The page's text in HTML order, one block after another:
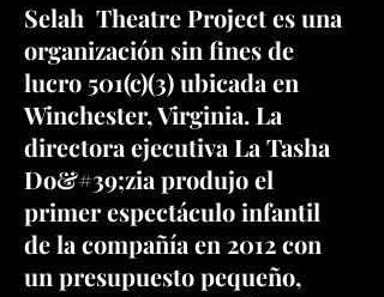
Selah Theatre Project es una
organización sin fines de
lucro 501(c)(3) ubicada en
Winchester, Virginia. La
directora ejecutiva La Tasha
Do&#39;zia produjo el
primer espectáculo infantil
de la compañía en 2012 con
un presupuesto pequeño,